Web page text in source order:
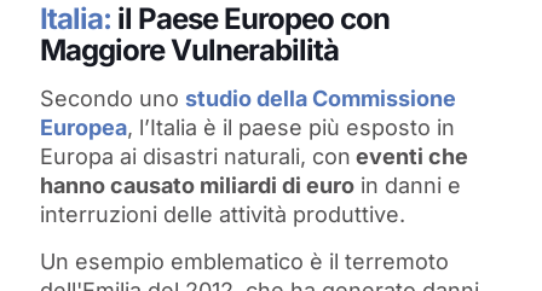
Italia: il Paese Europeo con
Maggiore Vulnerabilità
Secondo uno studio della Commissione
Europea, l’Italia è il paese più esposto in
Europa ai disastri naturali, con eventi che
hanno causato miliardi di euro in danni e
interruzioni delle attività produttive.
Un esempio emblematico è il terremoto